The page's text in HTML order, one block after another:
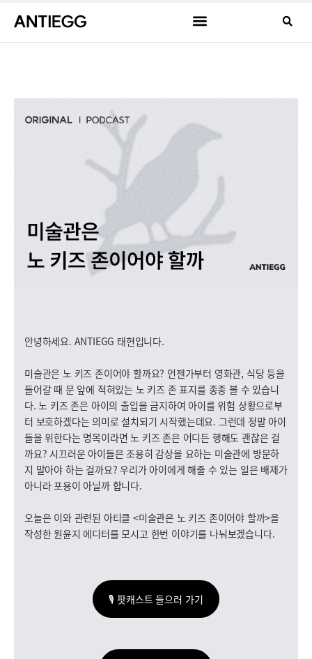
안녕하세요. ANTIEGG 태현입니다.
미술관은 노 키즈 존이어야 할까요? 언젠가부터 영화관, 식당 등을
들어갈 때 문 앞에 적혀있는 노 키즈 존 표지를 종종 볼 수 있습니
다. 노 키즈 존은 아이의 출입을 금지하여 아이를 위험 상황으로부
터 보호하겠다는 의미로 설치되기 시작했는데요. 그런데 정말 아이
들을 위한다는 명목이라면 노 키즈 존은 어디든 행해도 괜찮은 걸
까요? 시끄러운 아이들은 조용히 감상을 요하는 미술관에 방문하
지 말아야 하는 걸까요? 우리가 아이에게 해줄 수 있는 일은 배제가
아니라 포용이 아닐까 합니다.
오늘은 이와 관련된 아티클 <미술관은 노 키즈 존이어야 할까>을
작성한 원윤지 에디터를 모시고 한번 이야기를 나눠보겠습니다.
🎙 팟캐스트 들으러 가기